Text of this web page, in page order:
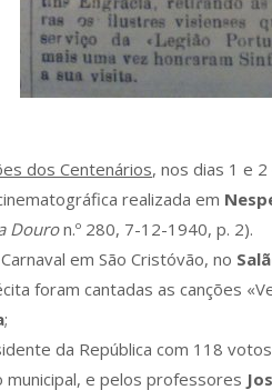
dos Centenários, nos dias 1 e
realizada em
Douron.º 280, 7-12-1940, p. 2).
em São Cristóvão, no
foram cantadas as canções
;
da República com 118
municipal, e pelos professores